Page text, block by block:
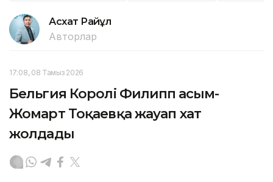
Асхат Райқұл
Авторлар
17:08, 08 Тамыз 2026
Бельгия Королі Филипп Қасым-
Жомарт Тоқаевқа жауап хат
жолдады